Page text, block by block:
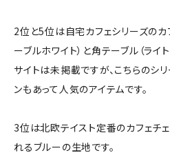
2位と5位は自宅カフェシリーズのカ
ーブルホワイト）と角テーブル（ライト
サイトは未掲載ですが、こちらのシ
ンもあって人気のアイテムです。
3位は北欧テイスト定番のカフェチ
れるブルーの生地です。